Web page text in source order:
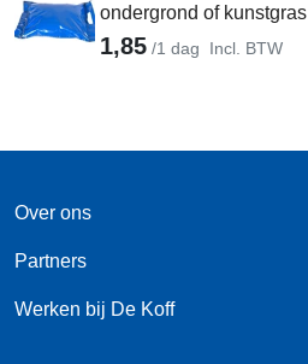
ondergrond of kunstgras
1,85 /1 dag Incl. BTW
Over ons
Partners
Werken bij De Koff